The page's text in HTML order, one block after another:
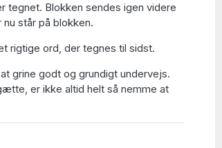
tegnet. Blokken sendes igen videre
står på blokken.
rigtige ord, der tegnes til sidst.
grine godt og grundigt undervejs.
er ikke altid helt så nemme at